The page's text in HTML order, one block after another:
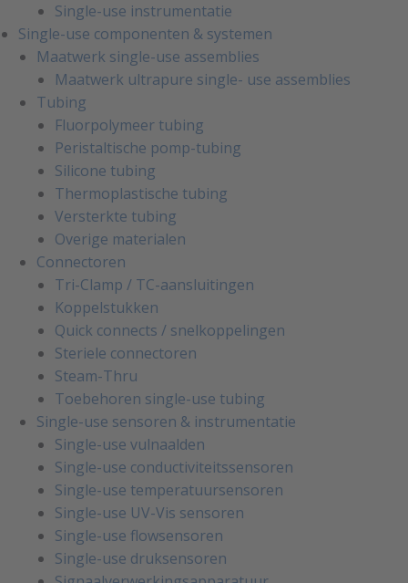
Single-use instrumentatie
Single-use componenten & systemen
Maatwerk single-use assemblies
Maatwerk ultrapure single- use assemblies
Tubing
Fluorpolymeer tubing
Peristaltische pomp-tubing
Silicone tubing
Thermoplastische tubing
Versterkte tubing
Overige materialen
Connectoren
Tri-Clamp / TC-aansluitingen
Koppelstukken
Quick connects / snelkoppelingen
Steriele connectoren
Steam-Thru
Toebehoren single-use tubing
Single-use sensoren & instrumentatie
Single-use vulnaalden
Single-use conductiviteitssensoren
Single-use temperatuursensoren
Single-use UV-Vis sensoren
Single-use flowsensoren
Single-use druksensoren